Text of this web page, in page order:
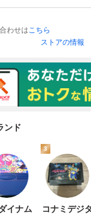
わせはこちら
ストアの情報
ンド
イナム
3
コナミデジタ